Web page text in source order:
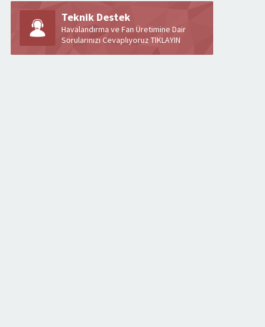
Teknik Destek
Havalandırma ve Fan Üretimine Dair
Sorularınızı Cevaplıyoruz TIKLAYIN